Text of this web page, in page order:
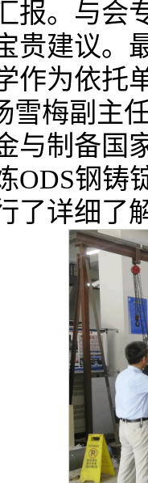
报。与会
贵建议。
作为依托
雪梅副主
与制备国
ODS钢铸
了详细了